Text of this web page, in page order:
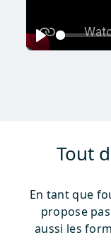
Play
Tout
En tant que
propose
aussi les